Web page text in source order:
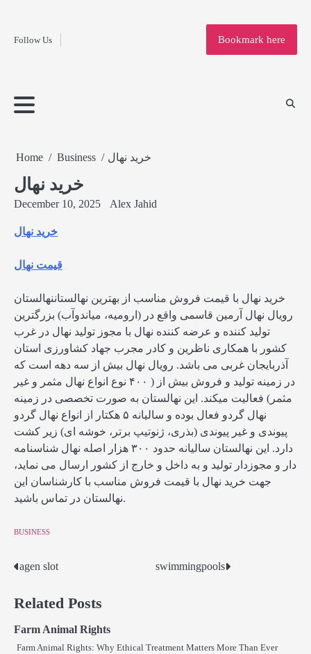
contentFollow Us
Home
Bookmark here
Home Business خرید نهال
خرید نهال
December 10, 2025 Alex Jahid
خرید نهال
قیمت نهال
خرید نهال با قیمت فروش مناسب از بهترین نهالستاننهالستان
رویال نهال آرمین قاسمی واقع در (ارومیه، میاندوآب) بزرگترین
تولید کننده و عرضه کننده نهال با مجوز تولید نهال در غرب
کشور با همکاری ناظرین و کادر مجرب جهاد کشاورزی استان
آذربایجان غربی می باشد. رویال نهال بیش از سه دهه است که
در زمینه تولید و فروش بیش از ( ۴۰۰ نوع انواع نهال مثمر و غیر
مثمر) فعالیت میکند. این نهالستان به صورت تخصصی در زمینه
نهال گردو فعال بوده و سالیانه ۵ هکتار از انواع نهال گردو
پیوندی و غیر پیوندی (بذری، ژنوتیپ برتر، خوشه ای) زیر کشت
دارد. این نهالستان سالیانه حدود ۳۰۰ هزار اصله نهال شناسنامه
دار و مجوزدار تولید و به داخل و خارج از کشور ارسال می نماید،
جهت خرید نهال با قیمت فروش مناسب با کارشناسان این
نهالستان در تماس باشید.
BUSINESS
Post
navigation
agen slot swimmingpools
Related Posts
Farm Animal Rights
Farm Animal Rights: Why Ethical Treatment Matters More Than Ever